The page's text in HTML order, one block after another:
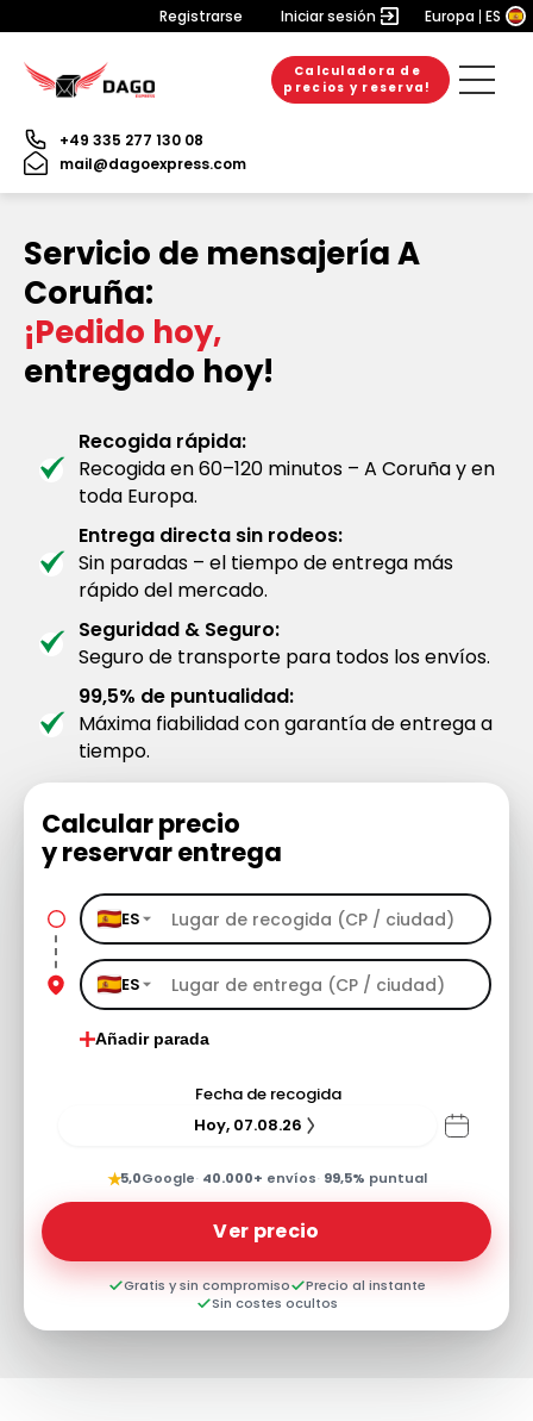
Registrarse Iniciar sesión Europa ES
Calculadora de
precios y reserva!
+49 335 277 130 08
mail@dagoexpress.com
Servicio de mensajería A
Coruña:
¡Pedido hoy,
entregado hoy!
Recogida rápida:
Recogida en 60–120 minutos – A Coruña y en
toda Europa.
Entrega directa sin rodeos:
Sin paradas – el tiempo de entrega más
rápido del mercado.
Seguridad & Seguro:
Seguro de transporte para todos los envíos.
99,5% de puntualidad:
Máxima fiabilidad con garantía de entrega a
tiempo.
Calcular precio
y reservar entrega
ES
ES
Añadir parada
Fecha de recogida
Hoy, 07.08.26
★5,0Google· 40.000+ envíos· 99,5% puntual
Ver precio
Gratis y sin compromiso
Precio al instante
Sin costes ocultos